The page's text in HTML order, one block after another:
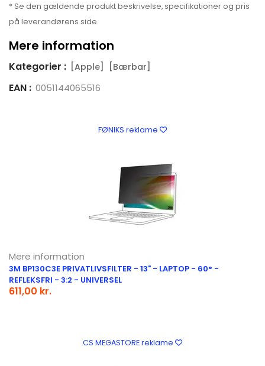
* Se den gældende produkt beskrivelse, specifikationer og pris
på leverandørens side.
Mere information
Kategorier : [Apple] [Bærbar]
EAN : 0051144065516
FØNIKS reklame
Mere information
3M BP130C3E PRIVATLIVSFILTER - 13" - LAPTOP - 60° -
REFLEKSFRI - 3:2 - UNIVERSEL
611,00 kr.
CS MEGASTORE reklame